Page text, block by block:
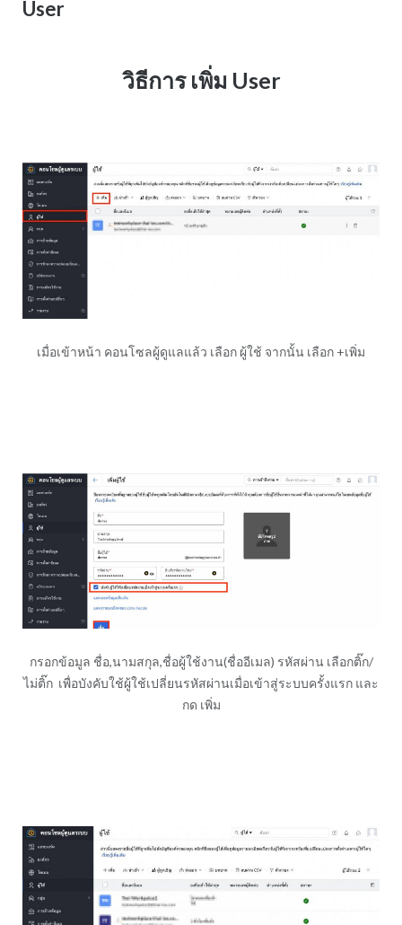
User
วิธีการ เพิ่ม User
เมื่อเข้าหน้า คอนโซลผู้ดูแลแล้ว เลือก ผู้ใช้ จากนั้น เลือก +เพิ่ม
กรอกข้อมูล ชื่อ,นามสกุล,ชื่อผู้ใช้งาน(ชื่ออีเมล) รหัสผ่าน เลือกติ๊ก/
ไม่ติ๊ก เพื่อบังคับใช้ผู้ใช้เปลี่ยนรหัสผ่านเมื่อเข้าสู่ระบบครั้งแรก และ
กด เพิ่ม